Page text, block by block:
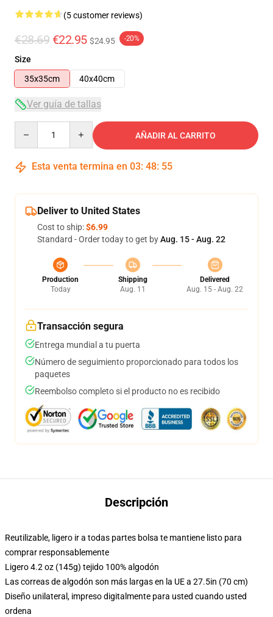
(5 customer reviews)
€28.69 €22.95 $24.95 -20%
Size
35x35cm
40x40cm
Ver guía de tallas
AÑADIR AL CARRITO
Esta venta termina en 03: 48: 54
Deliver to United States
Cost to ship:$6.99
Standard - Order today to get byAug. 15 - Aug. 22
Production
Today
Shipping
Aug. 11
Delivered
Aug. 15 - Aug. 22
Transacción segura
Entrega mundial a tu puerta
Número de seguimiento proporcionado para todos los
paquetes
Reembolso completo si el producto no es recibido
Descripción
Reutilizable, ligero ir a todas partes bolsa te mantiene listo para
comprar responsablemente
Ligero 4.2 oz (145g) tejido 100% algodón
Las correas de algodón son más largas en la UE a 27.5in (70 cm)
Diseño unilateral, impreso digitalmente para usted cuando usted
ordena